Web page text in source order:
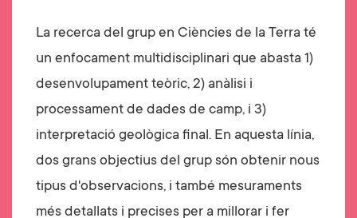
La recerca del grup en Ciències de la Terra té
un enfocament multidisciplinari que abasta 1)
desenvolupament teòric, 2) anàlisi i
processament de dades de camp, i 3)
interpretació geològica final. En aquesta línia,
dos grans objectius del grup són obtenir nous
tipus d'observacions, i també mesuraments
més detallats i precises per a millorar i fer